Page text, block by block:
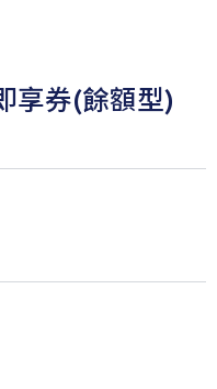
享券(餘額型)